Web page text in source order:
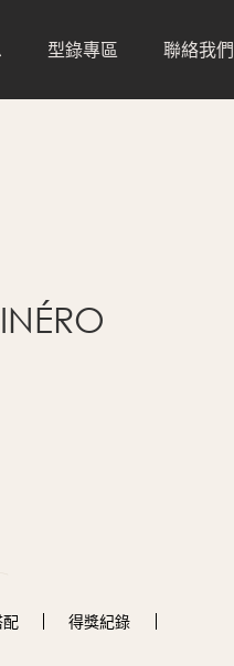
型錄專區 聯絡我們
得獎紀錄